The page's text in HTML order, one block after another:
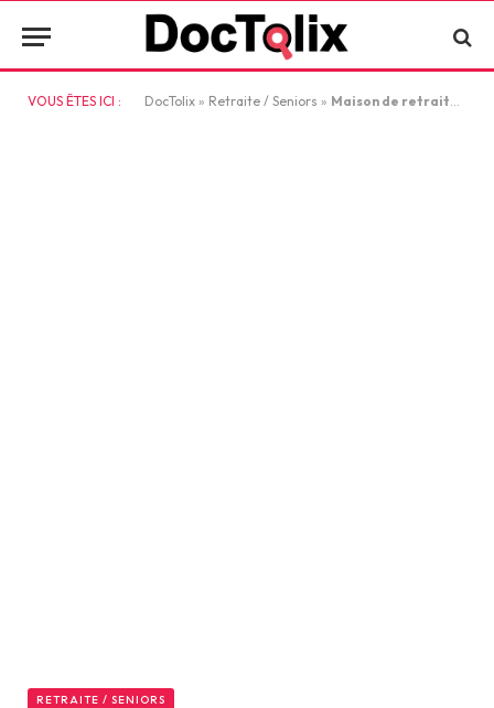
VOUS ÊTES ICI : DocTolix » Retraite / Seniors » Maison de retraite : 4 étapes pour la recherche d’un établissement adapté
RETRAITE / SENIORS